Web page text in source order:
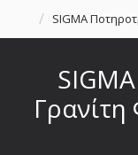
SIGMA